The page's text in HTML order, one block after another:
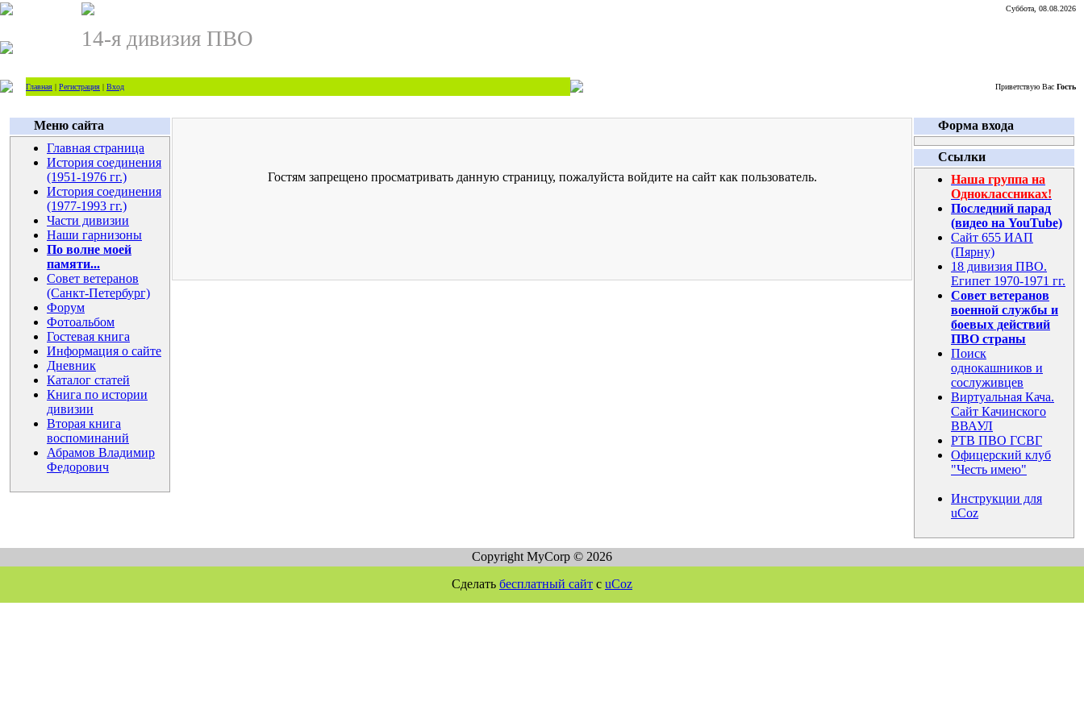
Суббота, 08.08.2026
14-я дивизия ПВО
Главная | Регистрация | Вход Приветствую Вас Гость
Меню сайта
Главная страница
История соединения
(1951-1976 гг.)
История соединения
(1977-1993 гг.)
Части дивизии
Наши гарнизоны
По волне моей
памяти...
Совет ветеранов
(Санкт-Петербург)
Форум
Фотоальбом
Гостевая книга
Информация о сайте
Дневник
Каталог статей
Книга по истории
дивизии
Вторая книга
воспоминаний
Абрамов Владимир
Федорович
Гостям запрещено просматривать данную страницу, пожалуйста войдите на сайт как пользователь.
Форма входа
Ссылки
Наша группа на
Одноклассниках!
Последний парад
(видео на YouTube)
Сайт 655 ИАП
(Пярну)
18 дивизия ПВО.
Египет 1970-1971 гг.
Совет ветеранов
военной службы и
боевых действий
ПВО страны
Поиск
однокашников и
сослуживцев
Виртуальная Кача.
Сайт Качинского
ВВАУЛ
РТВ ПВО ГСВГ
Офицерский клуб
"Честь имею"
Инструкции для
uCoz
Copyright MyCorp © 2026
Сделать бесплатный сайт с uCoz